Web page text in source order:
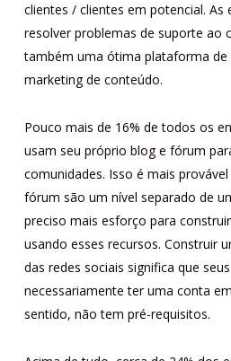
clientes / clientes em potencial. As
resolver problemas de suporte ao
também uma ótima plataforma de
marketing de conteúdo.
Pouco mais de 16% de todos os
usam seu próprio blog e fórum
comunidades. Isso é mais
fórum são um nível separado de
preciso mais esforço para
usando esses recursos. Construir
das redes sociais significa que
necessariamente ter uma conta
sentido, não tem pré-requisitos.